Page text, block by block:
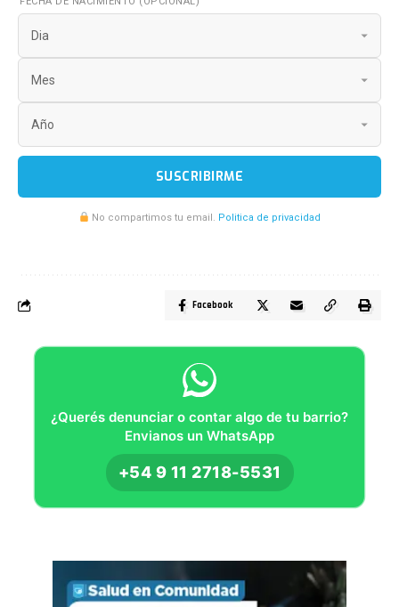
SUSCRIBIRME
No compartimos tu email. Politica de privacidad
Facebook
¿Querés denunciar o contar algo de tu barrio?
Envianos un WhatsApp
+54 9 11 2718-5531